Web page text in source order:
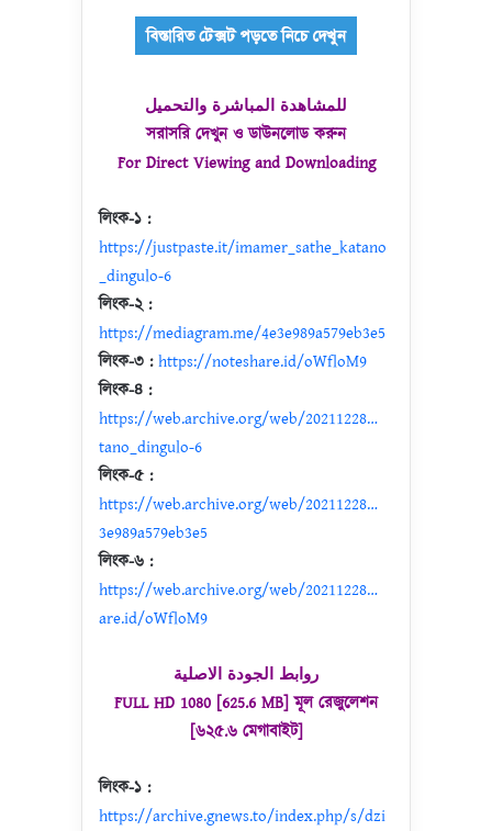
للمشاهدة المباشرة والتحميل
সরাসরি দেখুন ও ডাউনলোড করুন
For Direct Viewing and Downloading
লিংক-১ :
https://justpaste.it/imamer_sathe_katano
_dingulo-6
লিংক-২ :
https://mediagram.me/4e3e989a579eb3e5
লিংক-৩ :https://noteshare.id/oWfloM9
লিংক-৪ :
https://web.archive.org/web/20211228…
tano_dingulo-6
লিংক-৫ :
https://web.archive.org/web/20211228…
3e989a579eb3e5
লিংক-৬ :
https://web.archive.org/web/20211228…
are.id/oWfloM9
روابط الجودة الاصلية
FULL HD 1080 [625.6 MB] মূল রেজুলেশন
[৬২৫.৬ মেগাবাইট]
লিংক-১ :
https://archive.gnews.to/index.php/s/dzi